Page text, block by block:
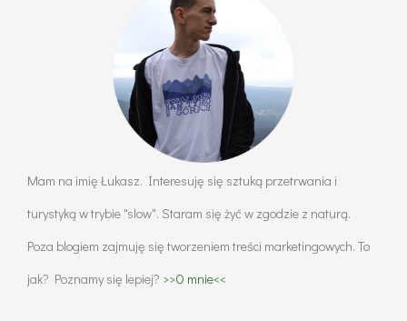
Mam na imię Łukasz. Interesuję się sztuką przetrwania i
turystyką w trybie "slow". Staram się żyć w zgodzie z naturą.
Poza blogiem zajmuję się tworzeniem treści marketingowych. To
jak? Poznamy się lepiej? >>O mnie<<